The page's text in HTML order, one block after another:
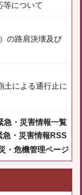
等について
の路肩決壊及び
土による通行止に
急・災害情報一覧
急・災害情報RSS
・危機管理ページ